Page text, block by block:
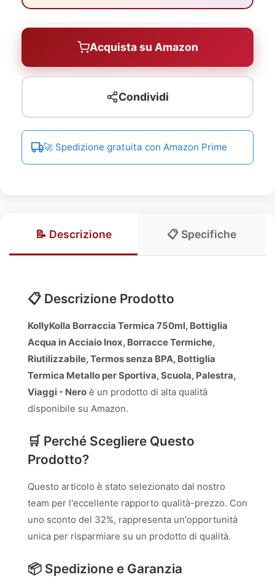
Acquista su Amazon
Condividi
🚀 Spedizione gratuita con Amazon Prime
📝 Descrizione 📋 Specifiche
📋 Descrizione Prodotto
KollyKolla Borraccia Termica 750ml, Bottiglia
Acqua in Acciaio Inox, Borracce Termiche,
Riutilizzabile, Termos senza BPA, Bottiglia
Termica Metallo per Sportiva, Scuola, Palestra,
Viaggi - Nero è un prodotto di alta qualità
disponibile su Amazon.
🛒 Perché Scegliere Questo
Prodotto?
Questo articolo è stato selezionato dal nostro
team per l'eccellente rapporto qualità-prezzo. Con
uno sconto del 32%, rappresenta un'opportunità
unica per risparmiare su un prodotto di qualità.
📦 Spedizione e Garanzia